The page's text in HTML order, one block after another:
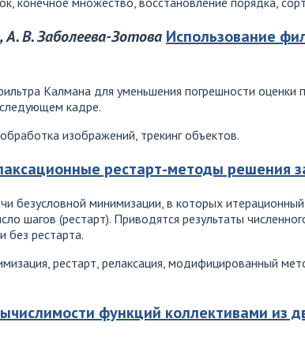
В. Заболеева-Зотова Использование
Калмана для уменьшения погрешности оценки
кадре.
изображений, трекинг объектов.
рестарт-методы решения
минимизации, в которых итерационный
шагов (рестарт). Приводятся результаты
рестарта.
рестарт, релаксация, модифицированный
функций коллективами из